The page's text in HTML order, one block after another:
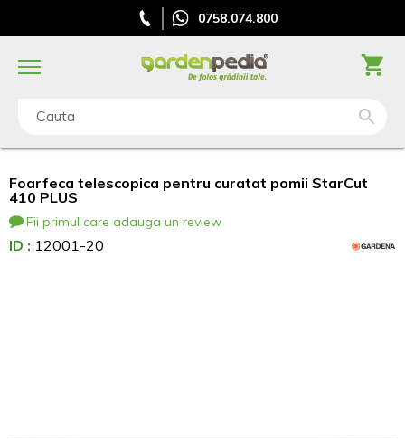
0758.074.800
Cauta
Foarfeca telescopica pentru curatat pomii StarCut
410 PLUS
Fii primul care adauga un review
ID : 12001-20